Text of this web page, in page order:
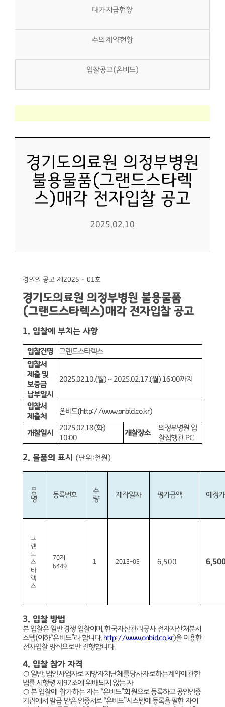
대가지급현황
수의계약현황
입찰공고(온비드)
경기도의료원 의정부병원
불용물품(그랜드스타렉
스)매각 전자입찰 공고
2025.02.10
경의의 공고 제 2025 - 01호
경기도의료원 의정부병원 불용물품
(그랜드스타렉스)매각 전자입찰 공고
1. 입찰에 부치는 사항
입찰건명
그랜드스타렉스
입찰서
제출 및
보증금
납부일시
2025.02.10.(월) ~ 2025.02.17.(월) 16:00까지
입찰서
제출처
온비드(http://www.onbid.co.kr)
개찰일시
2025.02.18(화)
10:00
개찰장소
의정부병원 입
찰집행관PC
2. 물품의 표시 (단위 :천원)
품
명
등록번호
수
량
제작일자 평가금액 예정
그
랜
드
스
타
렉
스
70저
6449
1 2013-05 6,500
3. 입찰 방법
본 입찰은 일반경쟁 입찰이며,한국자산관리공사 전자자산처분시
스템(이하“온비드”라 합니다. http://www.onbid.co.kr)을 이용한
전자입찰 방식으로만 진행합니다.
4. 입찰 참가 자격
○ 일반, 법인사업자로 지방자치단체를당사자로하는계약에관한
법률 시행령 제 92조에 위배되지 않는 자
○본 입찰에 참가하는 자는“온비드”회원으로 등록하고 공인인증
기관에서 발급 받은 인증서로“온비드”시스템에 등록을 필한 자이